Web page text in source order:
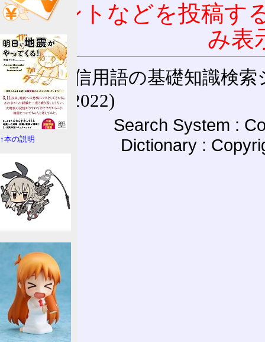
コメントなどを投稿す
み表
通信用語の基礎知識検索
(27-May-2022)
Search System :
Dictionary :
↑本の説明